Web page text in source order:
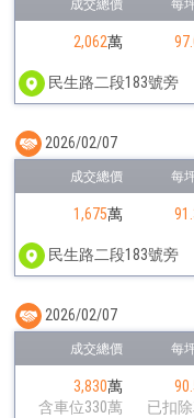
2,062萬
民生路二段183號旁
1,675萬
民生路二段183號旁
2026/02/07
3,830萬
含車位330萬
已扣
2026/02/07